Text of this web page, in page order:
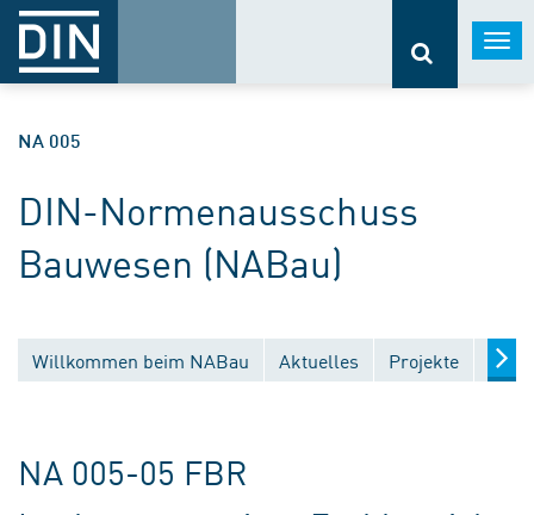
NA 005
DIN-Normenausschuss
Bauwesen (NABau)
Willkommen beim NABau Aktuelles Projekte
NA 005-05 FBR